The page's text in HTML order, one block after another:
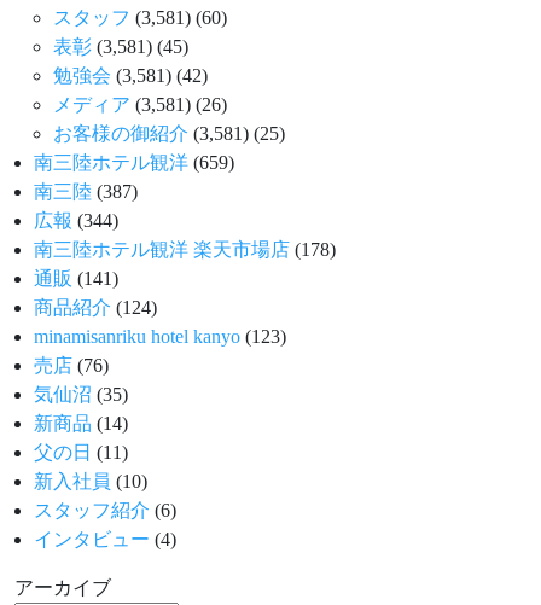
スタッフ (3,581) (60)
表彰 (3,581) (45)
勉強会 (3,581) (42)
メディア (3,581) (26)
お客様の御紹介 (3,581) (25)
南三陸ホテル観洋 (659)
南三陸 (387)
広報 (344)
南三陸ホテル観洋 楽天市場店 (178)
通販 (141)
商品紹介 (124)
minamisanriku hotel kanyo (123)
売店 (76)
気仙沼 (35)
新商品 (14)
父の日 (11)
新入社員 (10)
スタッフ紹介 (6)
インタビュー (4)
アーカイブ